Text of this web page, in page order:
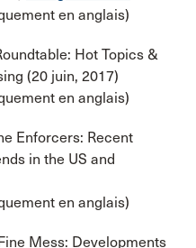
en anglais)
Hot Topics &
(20 juin, 2017)
en anglais)
Enforcers: Recent
in the US and
en anglais)
Mess: Developments